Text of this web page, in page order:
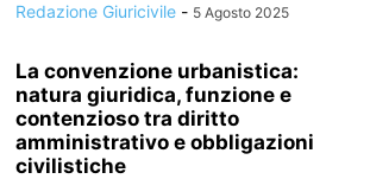
Redazione Giuricivile - 5 Agosto 2025
La convenzione urbanistica:
natura giuridica, funzione e
contenzioso tra diritto
amministrativo e obbligazioni
civilistiche